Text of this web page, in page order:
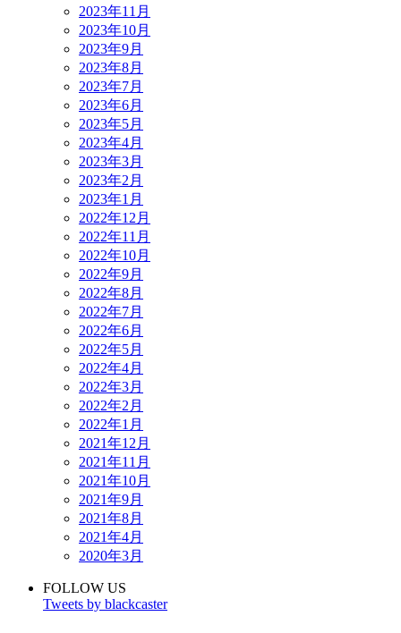
2023年11月
2023年10月
2023年9月
2023年8月
2023年7月
2023年6月
2023年5月
2023年4月
2023年3月
2023年2月
2023年1月
2022年12月
2022年11月
2022年10月
2022年9月
2022年8月
2022年7月
2022年6月
2022年5月
2022年4月
2022年3月
2022年2月
2022年1月
2021年12月
2021年11月
2021年10月
2021年9月
2021年8月
2021年4月
2020年3月
FOLLOW US
Tweets by blackcaster